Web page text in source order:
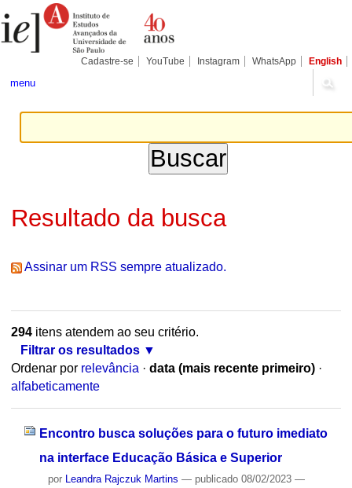
para
conteúdo.
Pessoais
Cadastre-se YouTube Instagram WhatsApp English
menu
Resultado da busca
Assinar um RSS sempre atualizado.
294itens atendem ao seu critério.
Filtrar os resultados
Ordenar por relevância · data (mais recente primeiro) ·
alfabeticamente
Encontro busca soluções para o futuro imediato
na interface Educação Básica e Superior
por Leandra Rajczuk Martins — publicado08/02/2023 —